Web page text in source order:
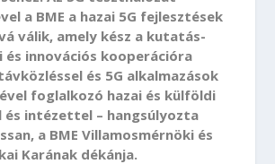
a BME a hazai 5G fejlesztések
válik, amely kész a kutatás-
és innovációs kooperációra
és 5G alkalmazások
foglalkozó hazai és külföldi
intézettel – hangsúlyozta
a BME Villamosmérnöki és
Karának dékánja.